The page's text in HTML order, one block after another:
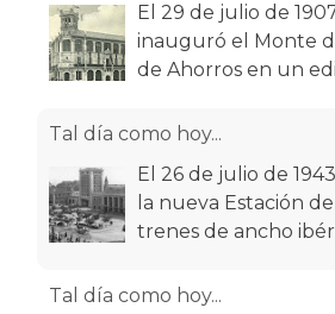
El 29 de julio de
inauguró el Monte
de Ahorros en un
Tal día como hoy...
El 26 de julio de
la nueva Estación
trenes de ancho
Tal día como hoy...